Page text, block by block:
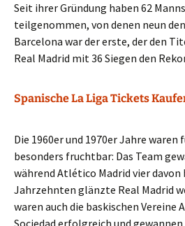
Seit ihrer Gründung haben 62
teilgenommen, von denen neun
Barcelona war der erste, der den
Real Madrid mit 36 Siegen den
Spanische La Liga Tickets
Die 1960er und 1970er Jahre waren
besonders fruchtbar: Das Team
während Atlético Madrid vier
Jahrzehnten glänzte Real Madrid
waren auch die baskischen Vereine
Sociedad erfolgreich und